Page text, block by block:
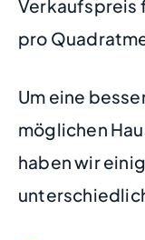
Verkaufspreis
pro
Um eine
möglichen
haben wir